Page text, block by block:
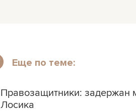
Еще по теме:
Правозащитники: задержан
Лосика